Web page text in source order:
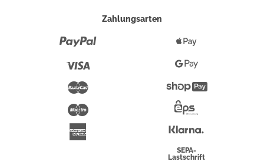
Zahlungsarten
Maestro
Pay
Google
Pay
Überweisung
SEPA-
Lastschrift